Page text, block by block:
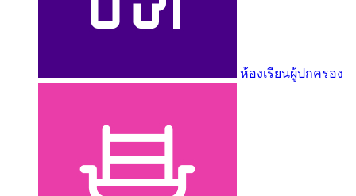
ห้องเรียนผู้ปกครอง